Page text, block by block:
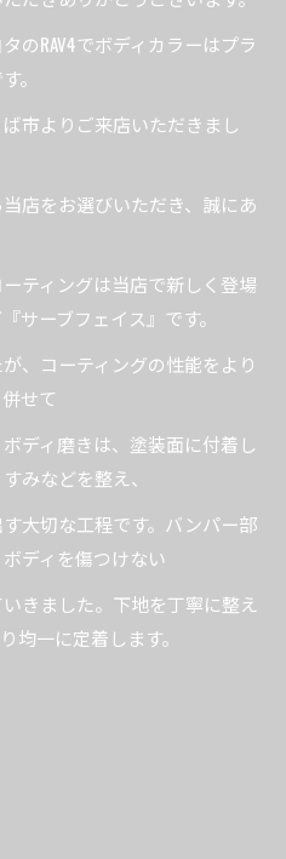
のRAV4でボディカラーはプラ
。
市よりご来店いただきまし
店をお選びいただき、誠にあ
ティングは当店で新しく登場
サーブフェイス』です。
、コーティングの性能をより
せて
ディ磨きは、塗装面に付着し
みなどを整え、
大切な工程です。バンパー部
ディを傷つけない
きました。下地を丁寧に整え
均一に定着します。